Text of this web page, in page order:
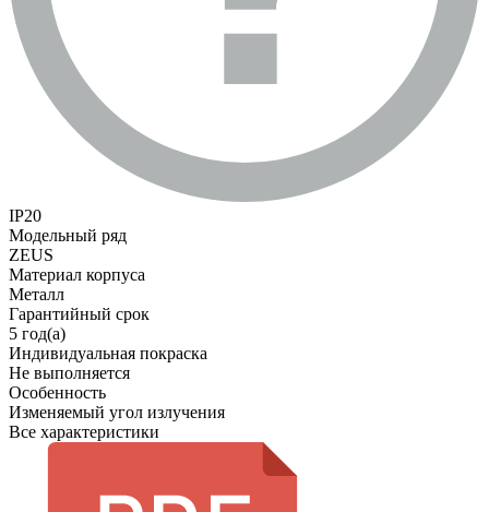
IP20
Модельный ряд
ZEUS
Материал корпуса
Металл
Гарантийный срок
5 год(а)
Индивидуальная покраска
Не выполняется
Особенность
Изменяемый угол излучения
Все характеристики